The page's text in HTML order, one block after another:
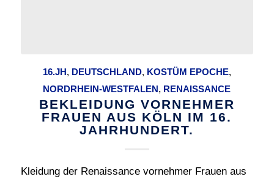
16.JH, DEUTSCHLAND, KOSTÜM EPOCHE,
NORDRHEIN-WESTFALEN, RENAISSANCE
BEKLEIDUNG VORNEHMER
FRAUEN AUS KÖLN IM 16.
JAHRHUNDERT.
Kleidung der Renaissance vornehmer Frauen aus